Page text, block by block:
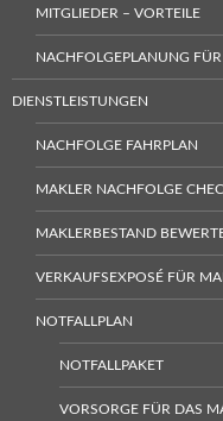
MITGLIEDER – VORTEILE
NACHFOLGEPLANUNG
DIENSTLEISTUNGEN
NACHFOLGE FAHRPLAN
MAKLER NACHFOLGE
MAKLERBESTAND
VERKAUFSEXPOSÉ FÜR
NOTFALLPLAN
NOTFALLPAKET
VORSORGE FÜR DAS